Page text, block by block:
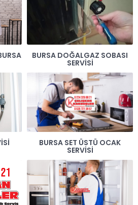
BURSA DOĞALGAZ SOBASI
SERVISI
BURSA SET ÜSTÜ OCAK
SERVISI